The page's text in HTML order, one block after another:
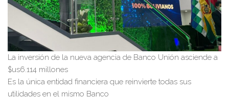
La inversión de la nueva agencia de Banco Unión asciende a
$us6.114 millones
Es la única entidad financiera que reinvierte todas sus
utilidades en el mismo Banco